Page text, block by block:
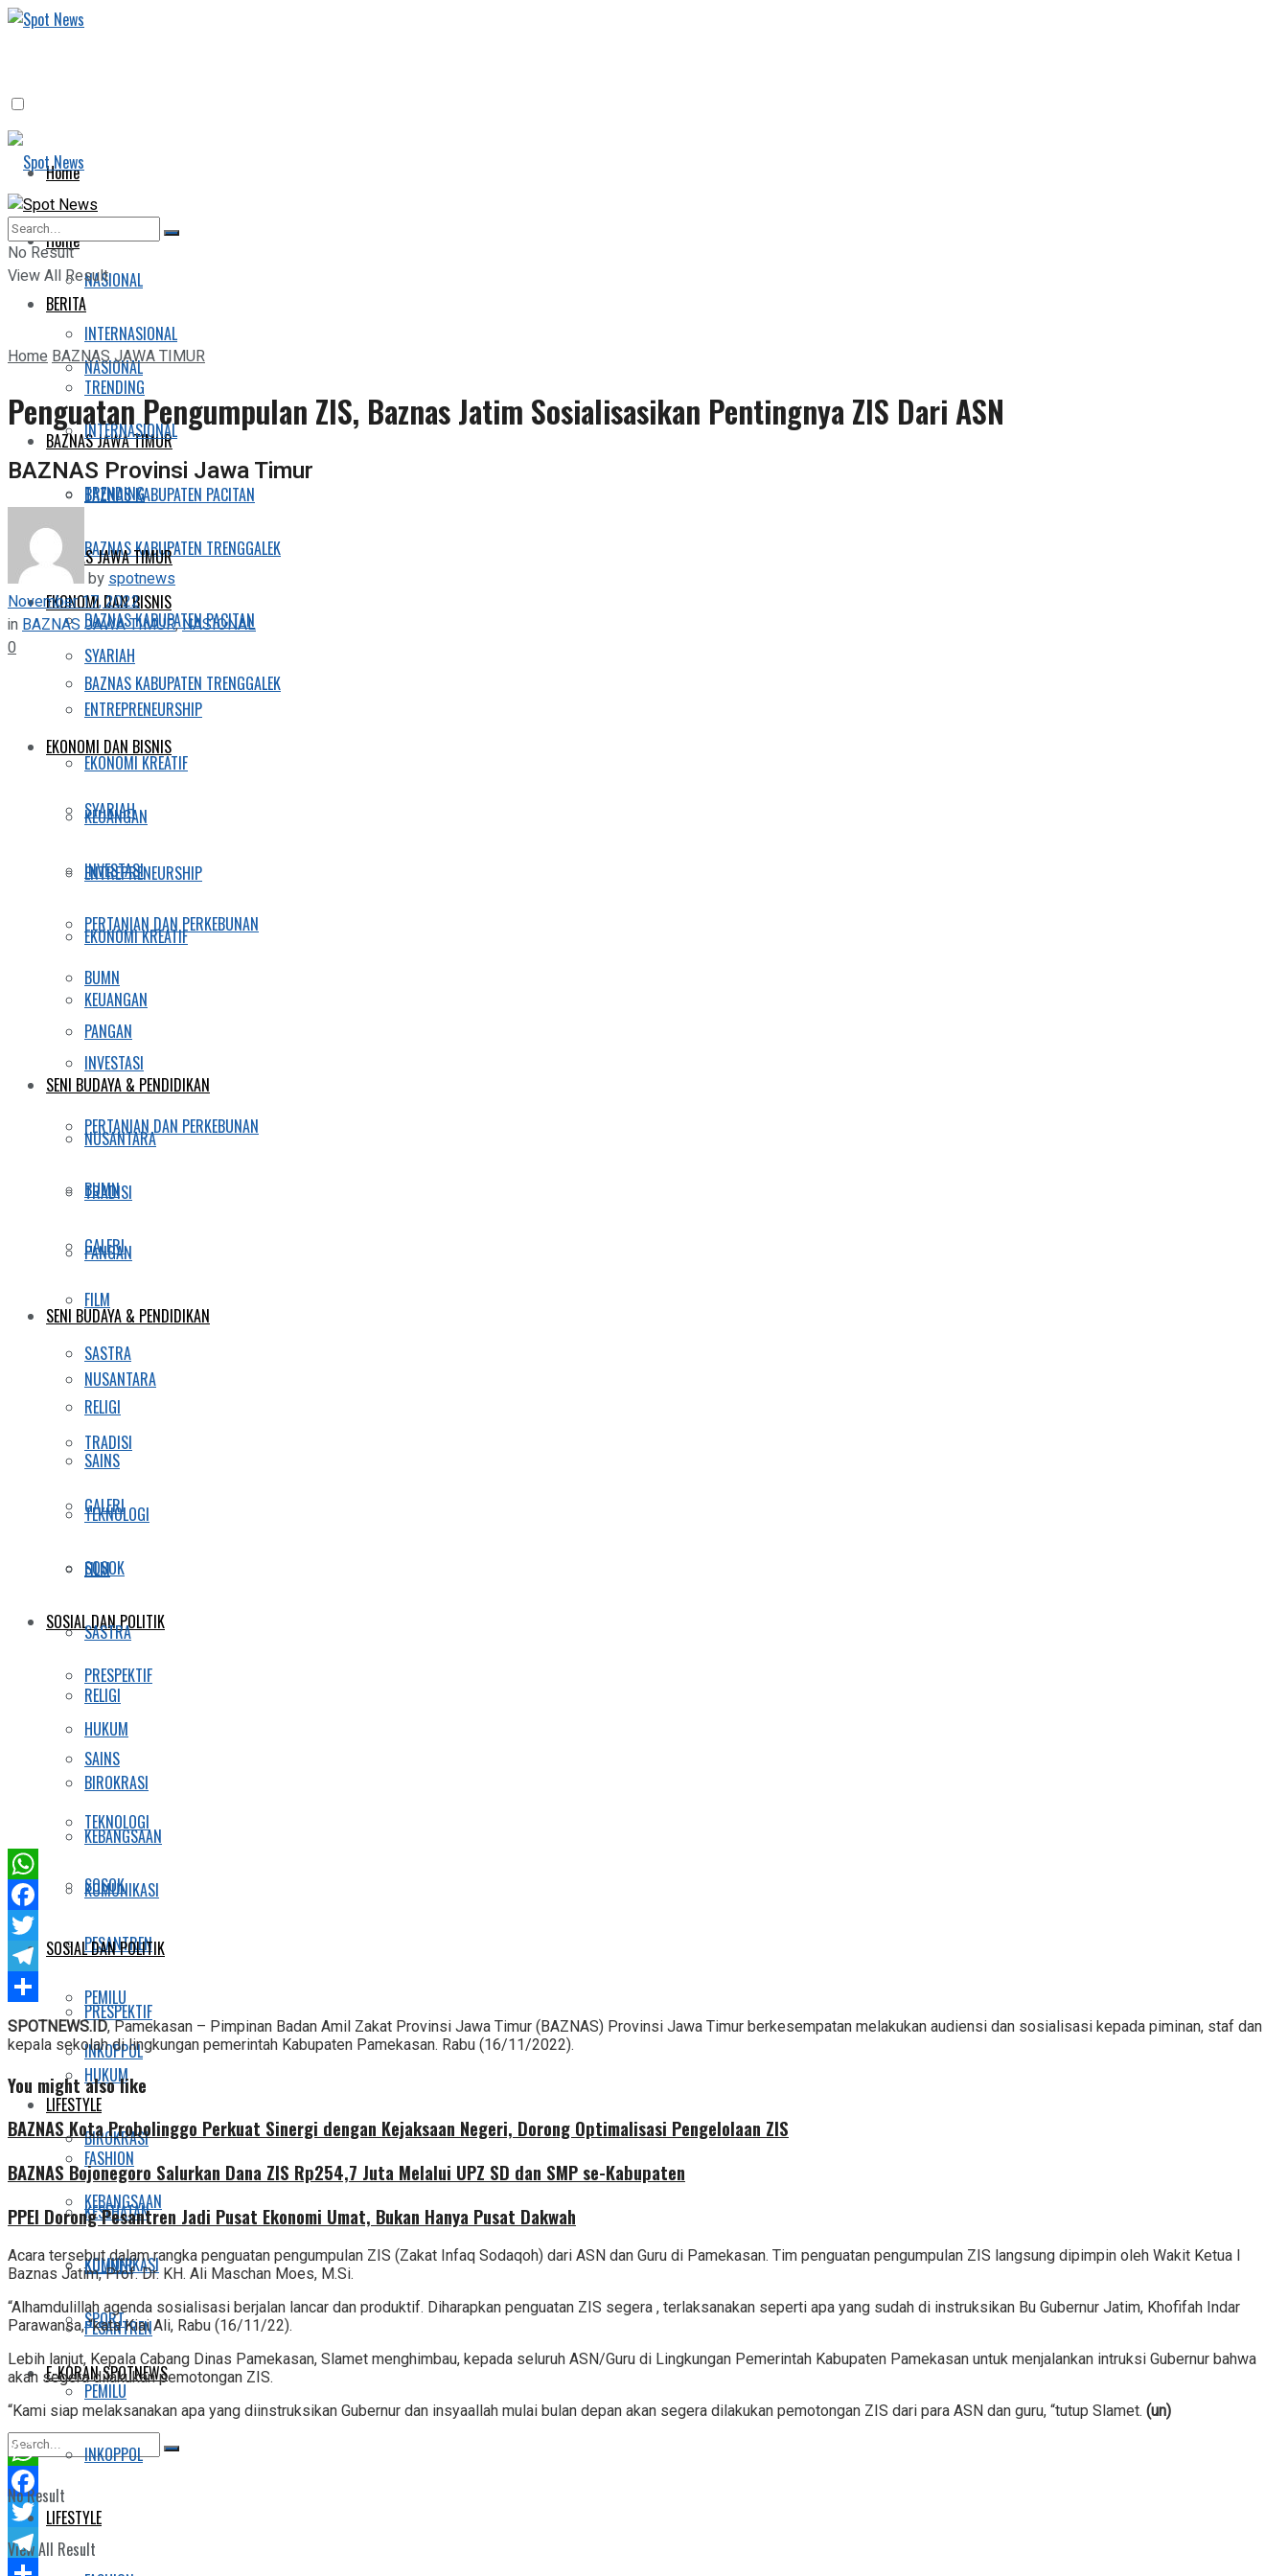
Home
BERITA
NASIONAL
INTERNASIONAL
TRENDING
BAZNAS JAWA TIMUR
BAZNAS KABUPATEN PACITAN
BAZNAS KABUPATEN TRENGGALEK
EKONOMI DAN BISNIS
SYARIAH
ENTREPRENEURSHIP
EKONOMI KREATIF
KEUANGAN
INVESTASI
PERTANIAN DAN PERKEBUNAN
BUMN
PANGAN
SENI BUDAYA & PENDIDIKAN
NUSANTARA
TRADISI
GALERI
FILM
SASTRA
RELIGI
SAINS
TEKNOLOGI
SOSOK
SOSIAL DAN POLITIK
PRESPEKTIF
HUKUM
BIROKRASI
KEBANGSAAN
KOMUNIKASI
PESANTREN
PEMILU
INKOPPOL
LIFESTYLE
FASHION
KESEHATAN
KULINER
SPORT
E-KORAN SPOTNEWS
No Result
View All Result
Home
BERITA
NASIONAL
INTERNASIONAL
TRENDING
BAZNAS JAWA TIMUR
BAZNAS KABUPATEN PACITAN
BAZNAS KABUPATEN TRENGGALEK
EKONOMI DAN BISNIS
SYARIAH
ENTREPRENEURSHIP
EKONOMI KREATIF
KEUANGAN
INVESTASI
PERTANIAN DAN PERKEBUNAN
BUMN
PANGAN
SENI BUDAYA & PENDIDIKAN
NUSANTARA
TRADISI
GALERI
FILM
SASTRA
RELIGI
SAINS
TEKNOLOGI
SOSOK
SOSIAL DAN POLITIK
PRESPEKTIF
HUKUM
BIROKRASI
KEBANGSAAN
KOMUNIKASI
PESANTREN
PEMILU
INKOPPOL
LIFESTYLE
No Result
View All Result
HomeBAZNAS JAWA TIMUR
Penguatan Pengumpulan ZIS, Baznas Jatim Sosialisasikan Pentingnya ZIS Dari ASN
BAZNAS Provinsi Jawa Timur
by spotnews
November 17, 2022
in BAZNAS JAWA TIMUR,NASIONAL
0
WhatsApp
Facebook
Twitter
Telegram
Share
SPOTNEWS.ID, Pamekasan – Pimpinan Badan Amil Zakat Provinsi Jawa Timur (BAZNAS) Provinsi Jawa Timur berkesempatan melakukan audiensi dan sosialisasi kepada piminan, staf dan
kepala sekolah di lingkungan pemerintah Kabupaten Pamekasan. Rabu (16/11/2022).
You might also like
BAZNAS Kota Probolinggo Perkuat Sinergi dengan Kejaksaan Negeri, Dorong Optimalisasi Pengelolaan ZIS
BAZNAS Bojonegoro Salurkan Dana ZIS Rp254,7 Juta Melalui UPZ SD dan SMP se-Kabupaten
PPEI Dorong Pesantren Jadi Pusat Ekonomi Umat, Bukan Hanya Pusat Dakwah
Acara tersebut dalam rangka penguatan pengumpulan ZIS (Zakat Infaq Sodaqoh) dari ASN dan Guru di Pamekasan. Tim penguatan pengumpulan ZIS langsung dipimpin oleh Wakit Ketua I
Baznas Jatim, Prof. Dr. KH. Ali Maschan Moes, M.Si.
“Alhamdulillah agenda sosialisasi berjalan lancar dan produktif. Diharapkan penguatan ZIS segera , terlaksanakan seperti apa yang sudah di instruksikan Bu Gubernur Jatim, Khofifah Indar
Parawansa, “kata Kiai Ali, Rabu (16/11/22).
Lebih lanjut, Kepala Cabang Dinas Pamekasan, Slamet menghimbau, kepada seluruh ASN/Guru di Lingkungan Pemerintah Kabupaten Pamekasan untuk menjalankan intruksi Gubernur bahwa
akan segera dilakukan pemotongan ZIS.
“Kami siap melaksanakan apa yang diinstruksikan Gubernur dan insyaallah mulai bulan depan akan segera dilakukan pemotongan ZIS dari para ASN dan guru, “tutup Slamet. (un)
WhatsApp
Facebook
Twitter